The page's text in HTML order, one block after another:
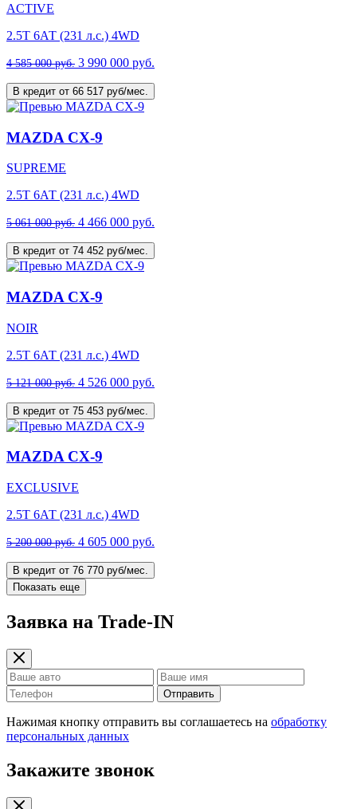
ACTIVE
2.5T 6АТ (231 л.с.) 4WD
4 585 000 руб. 3 990 000 руб.
В кредит от 66 517 руб/мес.
MAZDA CX-9
SUPREME
2.5T 6АТ (231 л.с.) 4WD
5 061 000 руб. 4 466 000 руб.
В кредит от 74 452 руб/мес.
MAZDA CX-9
NOIR
2.5T 6АТ (231 л.с.) 4WD
5 121 000 руб. 4 526 000 руб.
В кредит от 75 453 руб/мес.
MAZDA CX-9
EXCLUSIVE
2.5T 6АТ (231 л.с.) 4WD
5 200 000 руб. 4 605 000 руб.
В кредит от 76 770 руб/мес.
Показать еще
Заявка на Trade-IN
Отправить
Нажимая кнопку отправить вы соглашаетесь на обработку
персональных данных
Закажите звонок